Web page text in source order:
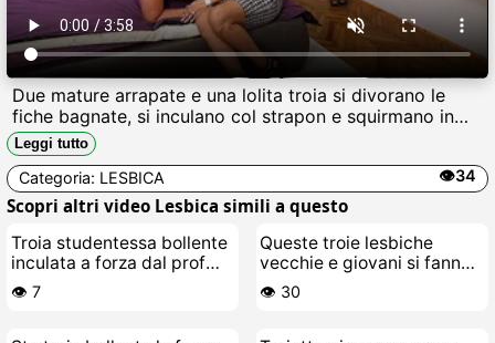
Due mature arrapate e una lolita troia si divorano le
fiche bagnate, si inculano col strapon e squirmano in
unorgia lesbo zozza, succhiando tette e culi fino
allorgasmo multiplo.
Leggi tutto
Categoria: LESBICA 👁️34
Scopri altri video Lesbica simili a questo
Troia studentessa bollente
inculata a forza dal prof
maturo
👁️ 7
Queste troie lesbiche
vecchie e giovani si fanno il
cazzo bagnate
👁️ 30